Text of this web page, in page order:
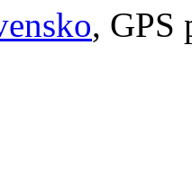
, GPS